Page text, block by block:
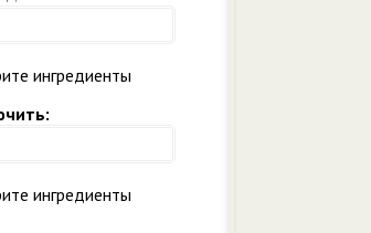
ингредиенты
ингредиенты